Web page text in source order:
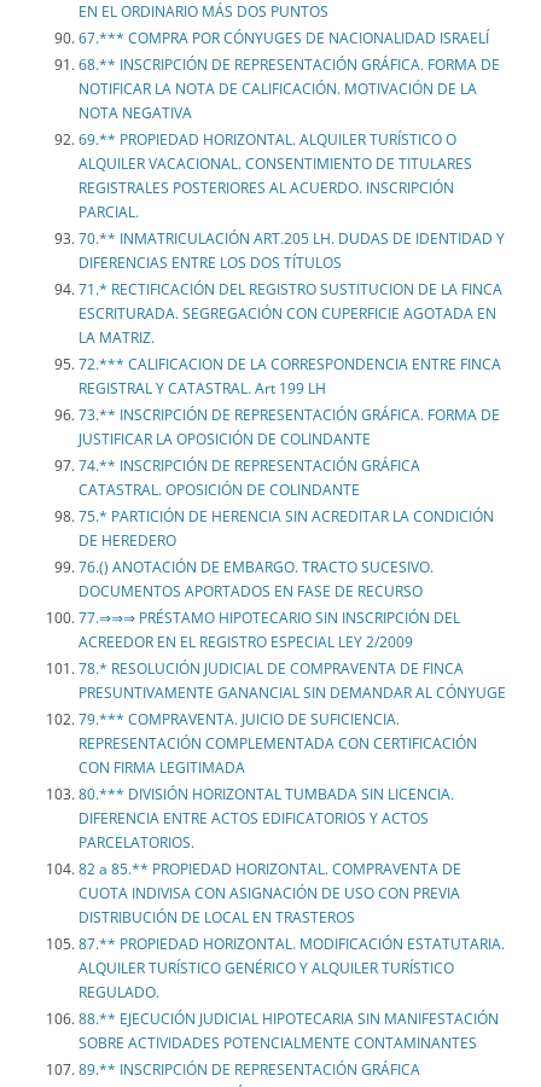
EN EL ORDINARIO MÁS DOS PUNTOS
67.*** COMPRA POR CÓNYUGES DE NACIONALIDAD ISRAELÍ
68.** INSCRIPCIÓN DE REPRESENTACIÓN GRÁFICA. FORMA DE
NOTIFICAR LA NOTA DE CALIFICACIÓN. MOTIVACIÓN DE LA
NOTA NEGATIVA
69.** PROPIEDAD HORIZONTAL. ALQUILER TURÍSTICO O
ALQUILER VACACIONAL. CONSENTIMIENTO DE TITULARES
REGISTRALES POSTERIORES AL ACUERDO. INSCRIPCIÓN
PARCIAL.
70.** INMATRICULACIÓN ART.205 LH. DUDAS DE IDENTIDAD Y
DIFERENCIAS ENTRE LOS DOS TÍTULOS
71.* RECTIFICACIÓN DEL REGISTRO SUSTITUCION DE LA FINCA
ESCRITURADA. SEGREGACIÓN CON CUPERFICIE AGOTADA EN
LA MATRIZ.
72.*** CALIFICACION DE LA CORRESPONDENCIA ENTRE FINCA
REGISTRAL Y CATASTRAL. Art 199 LH
73.** INSCRIPCIÓN DE REPRESENTACIÓN GRÁFICA. FORMA DE
JUSTIFICAR LA OPOSICIÓN DE COLINDANTE
74.** INSCRIPCIÓN DE REPRESENTACIÓN GRÁFICA
CATASTRAL. OPOSICIÓN DE COLINDANTE
75.* PARTICIÓN DE HERENCIA SIN ACREDITAR LA CONDICIÓN
DE HEREDERO
76.() ANOTACIÓN DE EMBARGO. TRACTO SUCESIVO.
DOCUMENTOS APORTADOS EN FASE DE RECURSO
77.⇒⇒⇒ PRÉSTAMO HIPOTECARIO SIN INSCRIPCIÓN DEL
ACREEDOR EN EL REGISTRO ESPECIAL LEY 2/2009
78.* RESOLUCIÓN JUDICIAL DE COMPRAVENTA DE FINCA
PRESUNTIVAMENTE GANANCIAL SIN DEMANDAR AL CÓNYUGE
79.*** COMPRAVENTA. JUICIO DE SUFICIENCIA.
REPRESENTACIÓN COMPLEMENTADA CON CERTIFICACIÓN
CON FIRMA LEGITIMADA
80.*** DIVISIÓN HORIZONTAL TUMBADA SIN LICENCIA.
DIFERENCIA ENTRE ACTOS EDIFICATORIOS Y ACTOS
PARCELATORIOS.
82 a 85.** PROPIEDAD HORIZONTAL. COMPRAVENTA DE
CUOTA INDIVISA CON ASIGNACIÓN DE USO CON PREVIA
DISTRIBUCIÓN DE LOCAL EN TRASTEROS
87.** PROPIEDAD HORIZONTAL. MODIFICACIÓN ESTATUTARIA.
ALQUILER TURÍSTICO GENÉRICO Y ALQUILER TURÍSTICO
REGULADO.
88.** EJECUCIÓN JUDICIAL HIPOTECARIA SIN MANIFESTACIÓN
SOBRE ACTIVIDADES POTENCIALMENTE CONTAMINANTES
89.** INSCRIPCIÓN DE REPRESENTACIÓN GRÁFICA